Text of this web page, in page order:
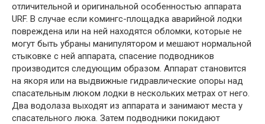
отличительной и оригинальной особенностью аппарата
URF. В случае если комингс-площадка аварийной лодки
повреждена или на ней находятся обломки, которые не
могут быть убраны манипулятором и мешают нормальной
стыковке с ней аппарата, спасение подводников
производится следующим образом. Аппарат становится
на якоря или на выдвижные гидравлические опоры над
спасательным люком лодки в нескольких метрах от него.
Два водолаза выходят из аппарата и занимают места у
спасательного люка. Затем подводники покидают